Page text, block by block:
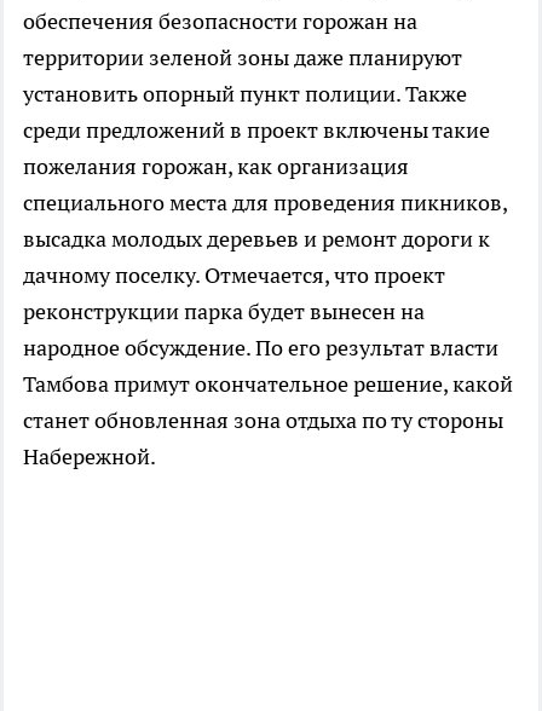
обеспечения безопасности горожан на
территории зеленой зоны даже планируют
установить опорный пункт полиции. Также
среди предложений в проект включены такие
пожелания горожан, как организация
специального места для проведения пикников,
высадка молодых деревьев и ремонт дороги к
дачному поселку. Отмечается, что проект
реконструкции парка будет вынесен на
народное обсуждение. По его результат власти
Тамбова примут окончательное решение, какой
станет обновленная зона отдыха по ту стороны
Набережной.